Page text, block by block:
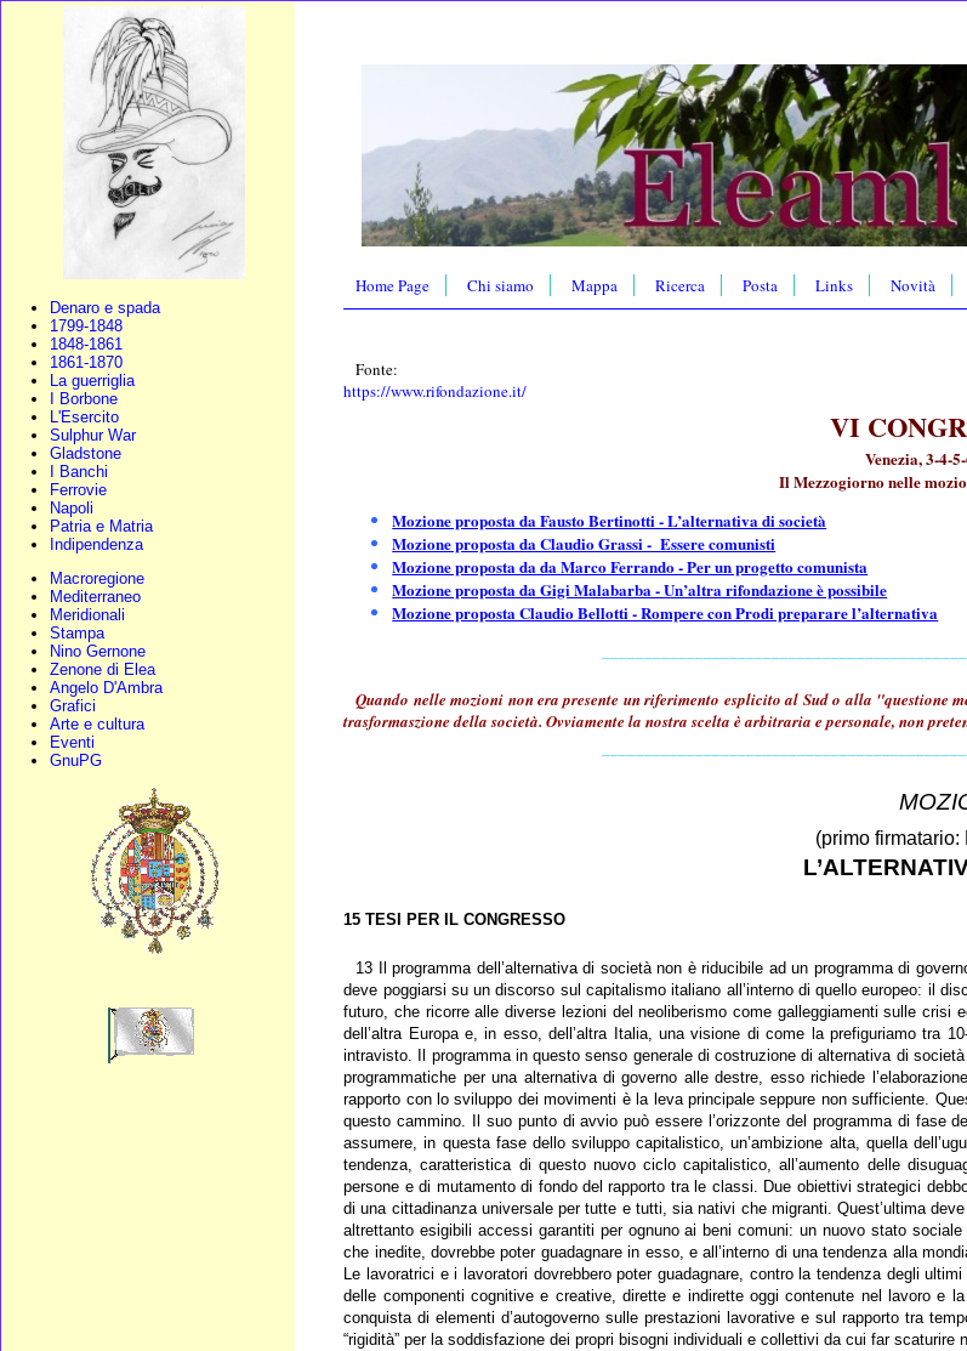
Denaro e spada
1799-1848
1848-1861
1861-1870
La guerriglia
I Borbone
L'Esercito
Sulphur War
Gladstone
I Banchi
Ferrovie
Napoli
Patria e Matria
Indipendenza
Macroregione
Mediterraneo
Meridionali
Stampa
Nino Gernone
Zenone di Elea
Angelo D'Ambra
Grafici
Arte e cultura
Eventi
GnuPG
Home Page Chi siamo Mappa Ricerca Posta Links Novità
Fonte:
https://www.rifondazione.it/
VI
Venezia, 3-4-
Il Mezzogiorno nelle
Mozione proposta da Fausto Bertinotti - L’alternativa di società
Mozione proposta da Claudio Grassi - Essere comunisti
Mozione proposta da da Marco Ferrando - Per un progetto comunista
Mozione proposta da Gigi Malabarba - Un’altra rifondazione è possibile
Mozione proposta Claudio Bellotti - Rompere con Prodi preparare l’alternativa
Quando nelle mozioni non era presente un riferimento esplicito al Sud o alla
trasformaszione della società. Ovviamente la nostra scelta è arbitraria e personale, non
(primo firmatario:
15 TESI PER IL CONGRESSO
13 Il programma dell’alternativa di società non è riducibile ad un programma di
deve poggiarsi su un discorso sul capitalismo italiano all’interno di quello europeo: il
futuro, che ricorre alle diverse lezioni del neoliberismo come galleggiamenti sulle
dell’altra Europa e, in esso, dell’altra Italia, una visione di come la prefiguriamo tra
intravisto. Il programma in questo senso generale di costruzione di alternativa di
programmatiche per una alternativa di governo alle destre, esso richiede
rapporto con lo sviluppo dei movimenti è la leva principale seppure non sufficiente.
questo cammino. Il suo punto di avvio può essere l’orizzonte del programma di fase
assumere, in questa fase dello sviluppo capitalistico, un’ambizione alta, quella
tendenza, caratteristica di questo nuovo ciclo capitalistico, all’aumento delle
persone e di mutamento di fondo del rapporto tra le classi. Due obiettivi strategici
di una cittadinanza universale per tutte e tutti, sia nativi che migranti. Quest’ultima
altrettanto esigibili accessi garantiti per ognuno ai beni comuni: un nuovo stato
che inedite, dovrebbe poter guadagnare in esso, e all’interno di una tendenza alla
Le lavoratrici e i lavoratori dovrebbero poter guadagnare, contro la tendenza degli
delle componenti cognitive e creative, dirette e indirette oggi contenute nel lavoro e
conquista di elementi d’autogoverno sulle prestazioni lavorative e sul rapporto tra
“rigidità” per la soddisfazione dei propri bisogni individuali e collettivi da cui far